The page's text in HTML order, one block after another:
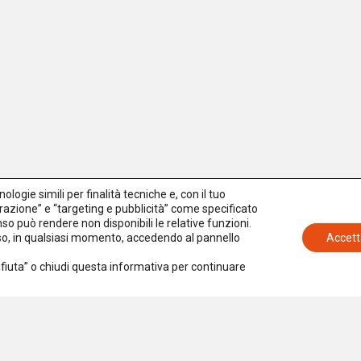
simili per finalità tecniche e, con il tuo
e “targeting e pubblicità” come specificato
può rendere non disponibili le relative funzioni.
in qualsiasi momento, accedendo al pannello
o chiudi questa informativa per continuare